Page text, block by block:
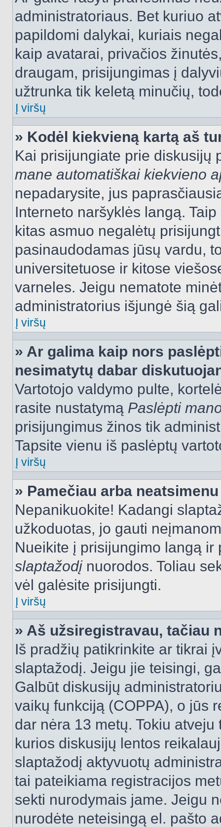
administratoriaus. Bet kuriuo
papildomi dalykai, kuriais
kaip avatarai, privačios
draugam, prisijungimas į
užtrunka tik keletą minučių,
Į viršų
» Kodėl kiekvieną kartą aš
Kai prisijungiate prie diskusijų
mane automatiškai kiekvieno
nepadarysite, jus
Interneto naršyklės langą.
kitas asmuo negalėtų
pasinaudodamas jūsų vardu,
universitetuose ir kitose
varneles. Jeigu nematote
administratorius išjungė šią
Į viršų
» Ar galima kaip nors
nesimatytų dabar
Vartotojo valdymo pulte,
rasite nustatymą Paslėpti
prisijungimus žinos tik
Tapsite vienu iš paslėptų
Į viršų
» Pamečiau arba
Nepanikuokite! Kadangi
užkoduotas, jo gauti
Nueikite į prisijungimo langą
slaptažodįnuorodos. Toliau
vėl galėsite prisijungti.
Į viršų
» Aš užsiregistravau, tačiau
Iš pradžių patikrinkite ar tikrai
slaptažodį. Jeigu jie teisingi,
Galbūt diskusijų
vaikų funkciją (COPPA), o jūs
dar nėra 13 metų. Tokiu
kurios diskusijų lentos
slaptažodį aktyvuotų
tai pateikiama registracijos
sekti nurodymais jame. Jeigu
nurodėte neteisingą el. pašto